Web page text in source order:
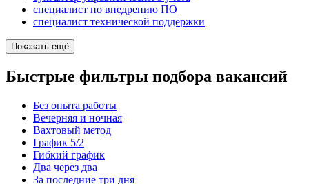
специалист по внедрению ПО
специалист технической поддержки
Показать ещё
Быстрые фильтры подбора вакансий
Без опыта работы
Вечерняя и ночная
Вахтовый метод
График 5/2
Гибкий график
Два через два
За последние три дня